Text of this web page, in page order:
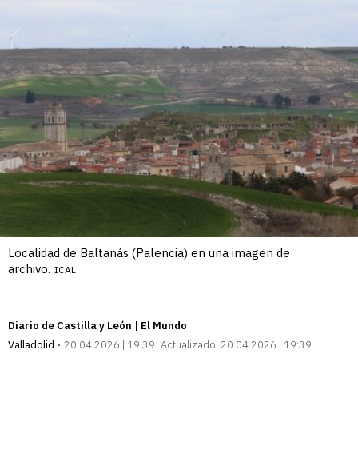
Localidad de Baltanás (Palencia) en una imagen de
archivo. ICAL
Diario de Castilla y León | El Mundo
Valladolid
20.04.2026 | 19:39 Actualizado: 20.04.2026 | 19:39